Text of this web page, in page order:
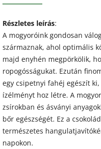
Részletes leírás:
A mogyoróink gondosan
származnak, ahol optimális
majd enyhén megpörkölik,
ropogósságukat. Ezután
egy csipetnyi fahéj egészít
ízélményt hoz létre. A
zsírokban és ásványi
bőr egészségét. Ez a
természetes
napokon.